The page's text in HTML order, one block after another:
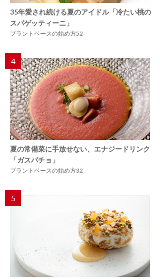
35年愛され続ける夏のアイドル「冷たい桃の
スパゲッティーニ」
プラントベースの始め方52
4
夏の常備菜に手放せない、エナジードリンク
「ガスパチョ」
プラントベースの始め方32
5